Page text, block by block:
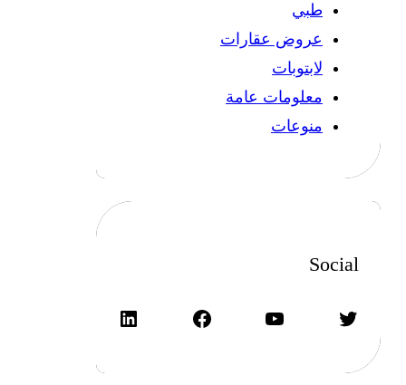
طبي
عروض عقارات
لابتوبات
معلومات عامة
منوعات
Social
تويتر يوتيوب فيسبوك لينكد إن